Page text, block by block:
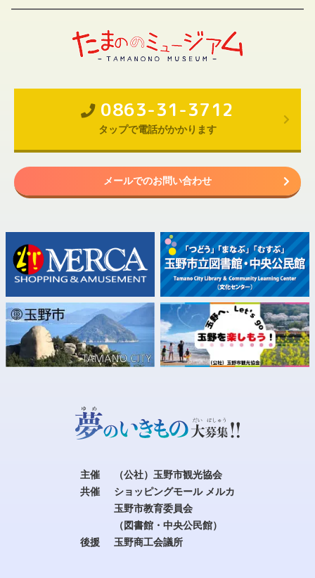
0863-31-3712
タップで電話がかかります
メールでのお問い合わせ
主催
（公社）玉野市観光協会
共催
ショッピングモール メルカ
玉野市教育委員会
（図書館・中央公民館）
後援
玉野商工会議所